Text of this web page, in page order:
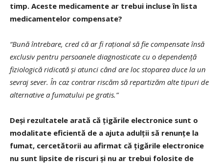
timp. Aceste medicamente ar trebui incluse în lista
medicamentelor compensate?
“Bună întrebare, cred că ar fi rațional să fie compensate însă
exclusiv pentru persoanele diagnosticate cu o dependență
fiziologică ridicată și atunci când are loc stoparea duce la un
sevraj sever. În caz contrar riscăm să repartizăm alte tipuri de
alternative a fumatului pe gratis.”
Deși rezultatele arată că țigările electronice sunt o
modalitate eficientă de a ajuta adulții să renunțe la
fumat, cercetătorii au afirmat că țigările electronice
nu sunt lipsite de riscuri și nu ar trebui folosite de